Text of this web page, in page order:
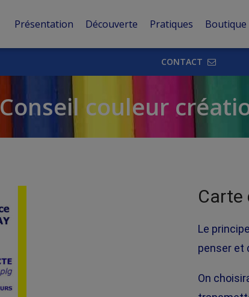
Présentation Découverte Pratiques Boutique
CONTACT
Conseil couleur
Carte
Le
penser et
On